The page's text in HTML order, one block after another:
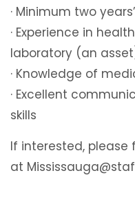
· Minimum two
· Experience in
laboratory (an
· Knowledge of
· Excellent
skills
If interested,
at